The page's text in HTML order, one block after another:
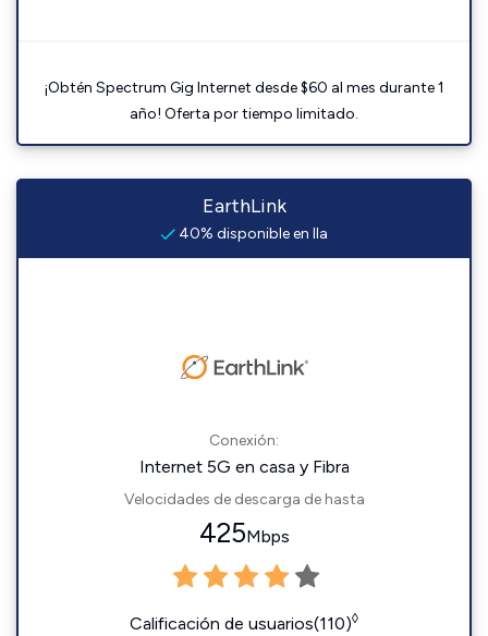
¡Obtén Spectrum Gig Internet desde $60 al mes durante 1
año! Oferta por tiempo limitado.
EarthLink
40% disponible en Ila
Conexión:
Internet 5G en casa y Fibra
Velocidades de descarga de hasta
425Mbps
Calificación de usuarios(110)◊